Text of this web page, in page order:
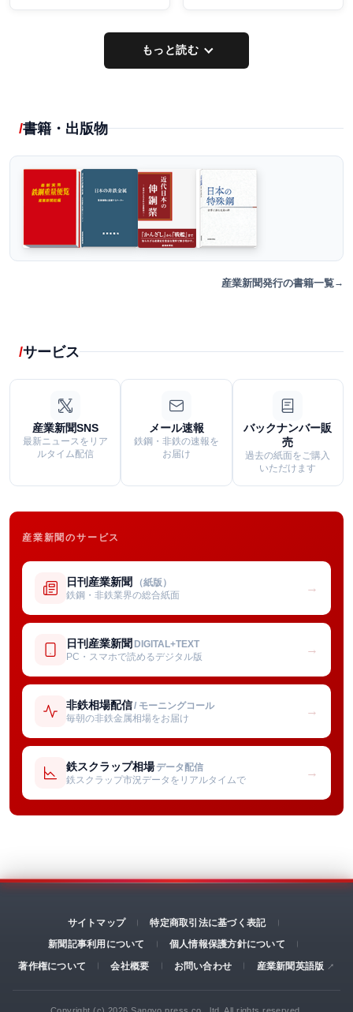
もっと読む
書籍・出版物
産業新聞発行の書籍一覧
サービス
産業新聞SNS
最新ニュースをリア
ルタイム配信
メール速報
鉄鋼・非鉄の速報を
お届け
バックナンバー販
売
過去の紙面をご購入
いただけます
産業新聞のサービス
日刊産業新聞 （紙版）
鉄鋼・非鉄業界の総合紙面
→
日刊産業新聞 DIGITAL+TEXT
PC・スマホで読めるデジタル版
→
非鉄相場配信/ モーニングコール
毎朝の非鉄金属相場をお届け
→
鉄スクラップ相場 データ配信
鉄スクラップ市況データをリアルタイムで
→
サイトマップ
特定商取引法に基づく表記
新聞記事利用について
個人情報保護方針について
著作権について
会社概要 お問い合わせ 産業新聞英語版